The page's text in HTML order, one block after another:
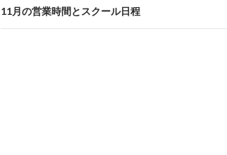
ビ
ゲ
11月の営業時間とスクール日程